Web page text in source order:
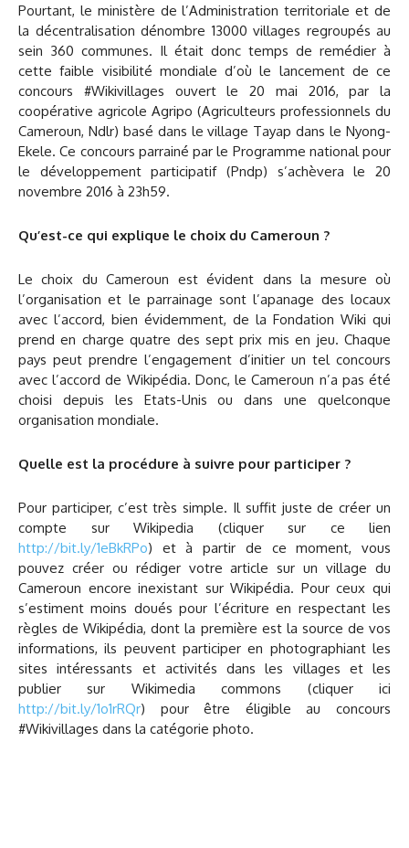
Pourtant, le ministère de l’Administration territoriale et de
la décentralisation dénombre 13000 villages regroupés au
sein 360 communes. Il était donc temps de remédier à
cette faible visibilité mondiale d’où le lancement de ce
concours #Wikivillages ouvert le 20 mai 2016, par la
coopérative agricole Agripo (Agriculteurs professionnels du
Cameroun, Ndlr) basé dans le village Tayap dans le Nyong-
Ekele. Ce concours parrainé par le Programme national pour
le développement participatif (Pndp) s’achèvera le 20
novembre 2016 à 23h59.
Qu’est-ce qui explique le choix du Cameroun ?
Le choix du Cameroun est évident dans la mesure où
l’organisation et le parrainage sont l’apanage des locaux
avec l’accord, bien évidemment, de la Fondation Wiki qui
prend en charge quatre des sept prix mis en jeu. Chaque
pays peut prendre l’engagement d’initier un tel concours
avec l’accord de Wikipédia. Donc, le Cameroun n’a pas été
choisi depuis les Etats-Unis ou dans une quelconque
organisation mondiale.
Quelle est la procédure à suivre pour participer ?
Pour participer, c’est très simple. Il suffit juste de créer un
compte sur Wikipedia (cliquer sur ce lien
http://bit.ly/1eBkRPo) et à partir de ce moment, vous
pouvez créer ou rédiger votre article sur un village du
Cameroun encore inexistant sur Wikipédia. Pour ceux qui
s’estiment moins doués pour l’écriture en respectant les
règles de Wikipédia, dont la première est la source de vos
informations, ils peuvent participer en photographiant les
sites intéressants et activités dans les villages et les
publier sur Wikimedia commons (cliquer ici
http://bit.ly/1o1rRQr) pour être éligible au concours
#Wikivillages dans la catégorie photo.